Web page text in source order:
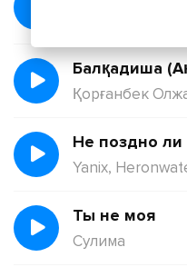
Балқадиша
Қорғанбек
Не поздно ли
Yanix,
Ты не моя
Сулима